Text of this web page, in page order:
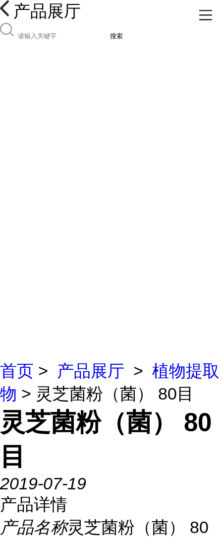
产品展厅
搜索
首页 > 产品展厅 > 植物提取
物 > 灵芝菌粉（菌） 80目
灵芝菌粉（菌） 80
目
2019-07-19
产品详情
产品名称灵芝菌粉（菌） 80